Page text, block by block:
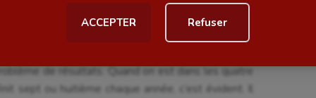
ACCEPTER Refuser
Outdoor
dans le fonctionnement du club.
années ?
de résultats. Quand on est dans les quatre
sept ou huitième chaque année, c’est évident. Il